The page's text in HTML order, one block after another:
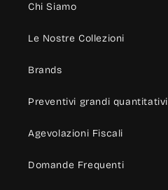
Chi Siamo
Le Nostre Collezioni
Brands
Preventivi grandi quantitativi
Agevolazioni Fiscali
Domande Frequenti